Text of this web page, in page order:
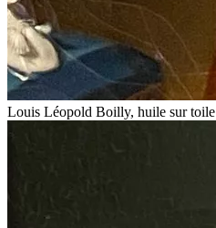
Louis Léopold Boilly, huile sur toile